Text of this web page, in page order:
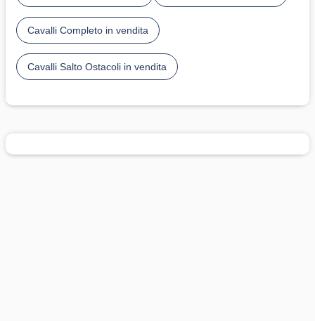
Cavalli Completo in vendita
Cavalli Salto Ostacoli in vendita